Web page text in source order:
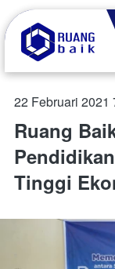
22 Februari 2021
Ruang
Tinggi